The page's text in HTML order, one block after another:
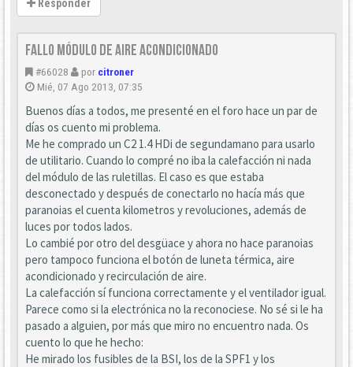
Responder
Fallo módulo de aire acondicionado
#66028 por citroner
Mié, 07 Ago 2013, 07:35
Buenos días a todos, me presenté en el foro hace un par de
días os cuento mi problema.
Me he comprado un C2 1.4 HDi de segundamano para usarlo
de utilitario. Cuando lo compré no iba la calefacción ni nada
del módulo de las ruletillas. El caso es que estaba
desconectado y después de conectarlo no hacía más que
paranoias el cuenta kilometros y revoluciones, además de
luces por todos lados.
Lo cambié por otro del desgüace y ahora no hace paranoias
pero tampoco funciona el botón de luneta térmica, aire
acondicionado y recirculación de aire.
La calefacción sí funciona correctamente y el ventilador igual.
Parece como si la electrónica no la reconociese. No sé si le ha
pasado a alguien, por más que miro no encuentro nada. Os
cuento lo que he hecho:
He mirado los fusibles de la BSI, los de la SPF1 y los